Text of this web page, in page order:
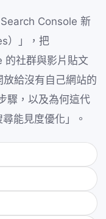
Console 新
）」，把
的社群與影片貼文
給沒有自己網站的
驟，以及為何這代
能見度優化」。